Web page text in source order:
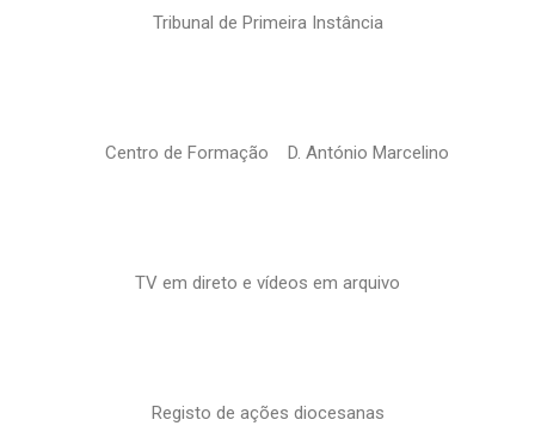
Tribunal de Primeira Instância
Centro de Formação D. António Marcelino
TV em direto e vídeos em arquivo
Registo de ações diocesanas